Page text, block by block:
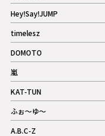
記事
ギャラリー
Hey!Say!JUMP
記事
timelesz
記事
DOMOTO
記事
嵐
記事
KAT-TUN
記事
ふぉ～ゆ～
記事
A.B.C-Z